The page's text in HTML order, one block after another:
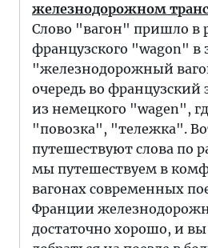
железнодорожном
Слово "вагон" пришло в
французского "wagon" в
"железнодорожный
очередь во французский
из немецкого "wagen",
"повозка", "тележка".
путешествуют слова по
мы путешествуем в
вагонах современных
Франции
достаточно хорошо, и